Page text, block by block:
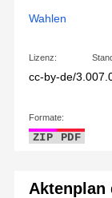
Wahlen
Lizenz:
cc-by-de/3.0
Formate:
ZIP PDF
Aktenplan